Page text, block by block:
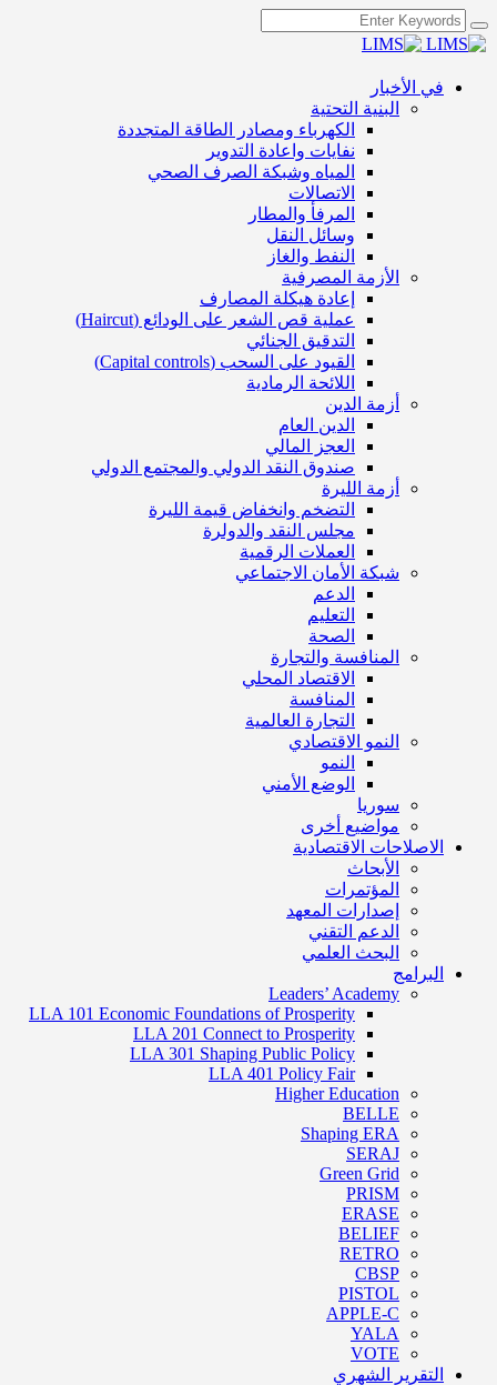
في الأخبار
البنية التحتية
الكهرباء ومصادر الطاقة المتجددة
نفايات واعادة التدوير
المياه وشبكة الصرف الصحي
الاتصالات
المرفأ والمطار
وسائل النقل
النفط والغاز
الأزمة المصرفية
إعادة هيكلة المصارف
عملية قص الشعر على الودائع (Haircut)
التدقيق الجنائي
القيود على السحب (Capital controls)
اللائحة الرمادية
أزمة الدين
الدين العام
العجز المالي
صندوق النقد الدولي والمجتمع الدولي
أزمة الليرة
التضخم وانخفاض قيمة الليرة
مجلس النقد والدولرة
العملات الرقمية
شبكة الأمان الاجتماعي
الدعم
التعليم
الصحة
المنافسة والتجارة
الاقتصاد المحلي
المنافسة
التجارة العالمية
النمو الاقتصادي
النمو
الوضع الأمني
سوريا
مواضيع أخرى
الاصلاحات الاقتصادية
الأبحاث
المؤتمرات
إصدارات المعهد
الدعم التقني
البحث العلمي
البرامج
Leaders’ Academy
LLA 101 Economic Foundations of Prosperity
LLA 201 Connect to Prosperity
LLA 301 Shaping Public Policy
LLA 401 Policy Fair
Higher Education
BELLE
Shaping ERA
SERAJ
Green Grid
PRISM
ERASE
BELIEF
RETRO
CBSP
PISTOL
APPLE-C
YALA
VOTE
التقرير الشهري